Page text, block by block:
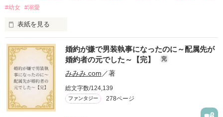
#幼女 #溺愛
表紙を見る
『転生悪役幼女は最恐パパの愛娘になりました』
番外編です。
※本編のネタバレを含みます。
2025.9.26
『Petit Chapter3 愛と呼ぶもの』を
婚約が嫌で男装執事になったのに～配属先が
婚約者の元でした～【完】
完
みみみ.com ／著
総文字数/124,139
ファンタジー 278ページ